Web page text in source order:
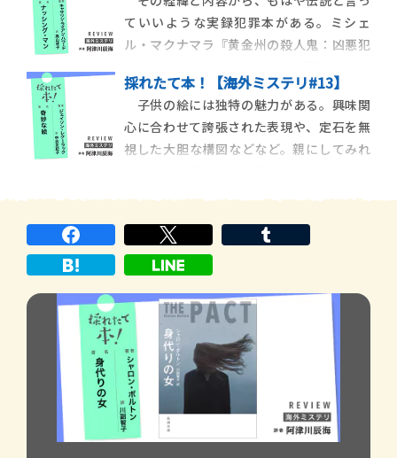
ている。オーストラリアのクリス・ハマー
『渇きの地』（以下、版元は全てハヤカ
ワ・ポケット・ミステリ）は銃撃事件の動
機を中心に据えた重
ていいような実録犯罪本がある。ミシェ
ル・マクナマラ『黄金州の殺人鬼：凶悪犯
がそれだ。従来、別々の犯人によるものと
思われた複数の強姦殺人事件が、実は同一
犯のものだったことを暴いていく、まさに
「執念の捜査」の記録である。著者は本書
採れたて本！【海外ミステリ#13】
子供の絵には独特の魅力がある。興味関
心に合わせて誇張された表現や、定石を無
視した大胆な構図などなど。親にしてみれ
ック『奇妙な絵』（早川書房）は、子供の
描いた絵を中心に据えたホラーミステリー
である。主人公の